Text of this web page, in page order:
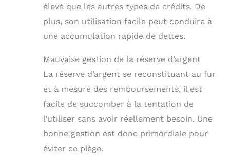
élevé que les autres types de crédits. De
plus, son utilisation facile peut conduire à
une accumulation rapide de dettes.
Mauvaise gestion de la réserve d’argent
La réserve d’argent se reconstituant au fur
et à mesure des remboursements, il est
facile de succomber à la tentation de
l’utiliser sans avoir réellement besoin. Une
bonne gestion est donc primordiale pour
éviter ce piège.